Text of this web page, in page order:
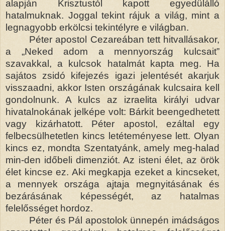
alapján Krisztustól kapott egyedülálló
hatalmuknak. Joggal tekint rájuk a világ, mint a
legnagyobb erkölcsi tekintélyre e világban.
Péter apostol Cezareában tett hitvallásakor,
a „Neked adom a mennyország kulcsait”
szavakkal, a kulcsok hatalmát kapta meg. Ha
sajátos zsidó kifejezés igazi jelentését akarjuk
visszaadni, akkor Isten országának kulcsaira kell
gondolnunk. A kulcs az izraelita királyi udvar
hivatalnokának jelképe volt: Bárkit beengedhetett
vagy kizárhatott. Péter apostol, ezáltal egy
felbecsülhetetlen kincs letéteményese lett. Olyan
kincs ez, mondta Szentatyánk, amely meg-halad
min-den időbeli dimenziót. Az isteni élet, az örök
élet kincse ez. Aki megkapja ezeket a kincseket,
a mennyek országa ajtaja megnyitásának és
bezárásának képességét, az hatalmas
felelősséget hordoz.
Péter és Pál apostolok ünnepén imádságos